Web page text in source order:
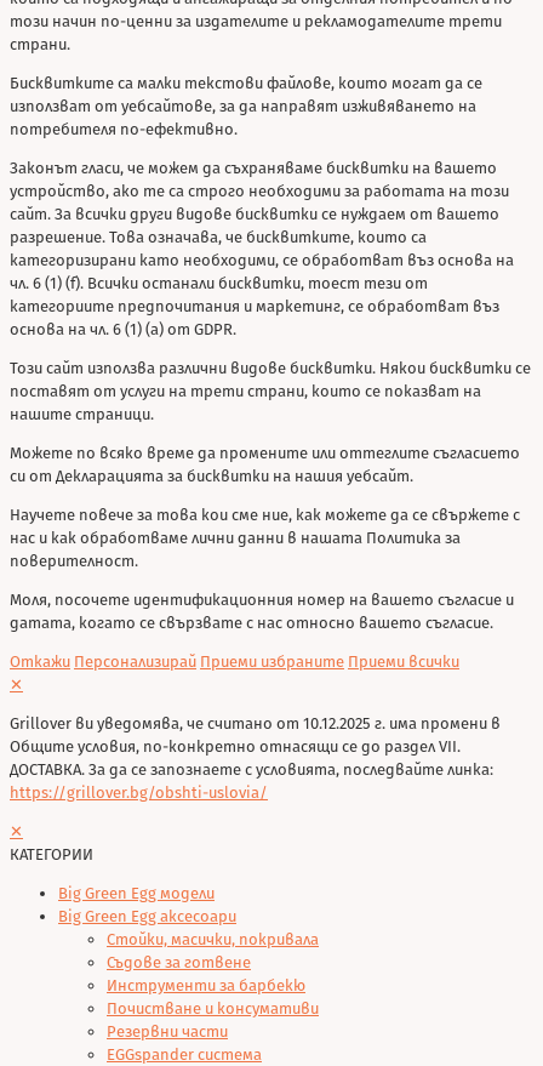
този начин по-ценни за издателите и рекламодателите трети
страни.
Бисквитките са малки текстови файлове, които могат да се
използват от уебсайтове, за да направят изживяването на
потребителя по-ефективно.
Законът гласи, че можем да съхраняваме бисквитки на вашето
устройство, ако те са строго необходими за работата на този
сайт. За всички други видове бисквитки се нуждаем от вашето
разрешение. Това означава, че бисквитките, които са
категоризирани като необходими, се обработват въз основа на
чл. 6 (1) (f). Всички останали бисквитки, тоест тези от
категориите предпочитания и маркетинг, се обработват въз
основа на чл. 6 (1) (a) от GDPR.
Този сайт използва различни видове бисквитки. Някои бисквитки се
поставят от услуги на трети страни, които се показват на
нашите страници.
Можете по всяко време да промените или оттеглите съгласието
си от Декларацията за бисквитки на нашия уебсайт.
Научете повече за това кои сме ние, как можете да се свържете с
нас и как обработваме лични данни в нашата Политика за
поверителност.
Моля, посочете идентификационния номер на вашето съгласие и
датата, когато се свързвате с нас относно вашето съгласие.
Откажи Персонализирай Приеми избраните Приеми всички
✕
Grillover ви уведомява, че считано от 10.12.2025 г. има промени в
Общите условия, по-конкретно отнасящи се до раздел VII.
ДОСТАВКА. За да се запознаете с условията, последвайте линка:
https://grillover.bg/obshti-uslovia/
✕
КАТЕГОРИИ
Big Green Egg модели
Big Green Egg аксесоари
Стойки, масички, покривала
Съдове за готвене
Инструменти за барбекю
Почистване и консумативи
Резервни части
EGGspander система